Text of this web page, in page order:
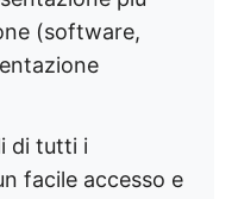
(software,
di tutti i
facile accesso e